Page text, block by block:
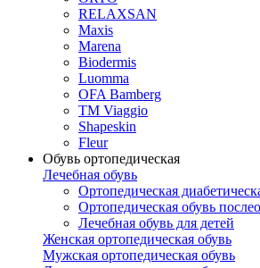
RELAXSAN
Maxis
Marena
Biodermis
Luomma
OFA Bamberg
TM Viaggio
Shapeskin
Fleur
Обувь ортопедическая
Лечебная обувь
Ортопедическая
Ортопедическая обувь
Лечебная обувь для детей
Женская ортопедическая обувь
Мужская ортопедическая обувь